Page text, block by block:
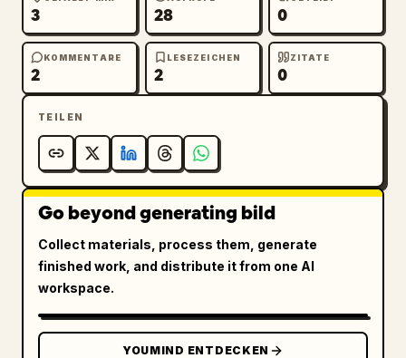
3 28 0
KOMMENTARE
2
LESEZEICHEN
2
ZITATE
0
TEILEN
Go beyond generating bild
Collect materials, process them, generate
finished work, and distribute it from one AI
workspace.
YOUMIND ENTDECKEN